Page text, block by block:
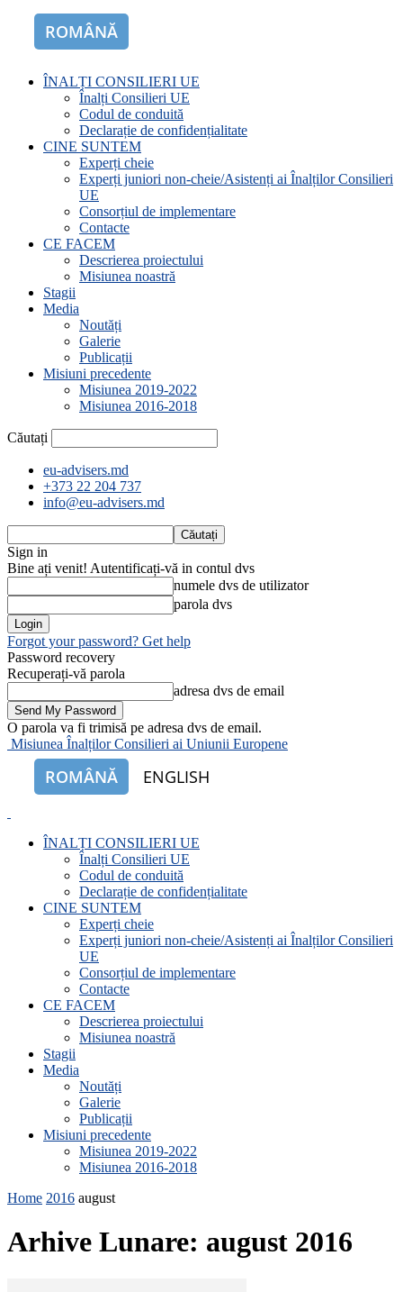
ROMÂNĂ
ÎNALȚI CONSILIERI UE
Înalți Consilieri UE
Codul de conduită
Declarație de confidențialitate
CINE SUNTEM
Experți cheie
Experți juniori non-cheie/Asistenți ai Înalților Consilieri
UE
Consorțiul de implementare
Contacte
CE FACEM
Descrierea proiectului
Misiunea noastră
Stagii
Media
Noutăți
Galerie
Publicații
Misiuni precedente
Misiunea 2019-2022
Misiunea 2016-2018
Căutați
eu-advisers.md
+373 22 204 737
info@eu-advisers.md
Sign in
Bine ați venit! Autentificați-vă in contul dvs
numele dvs de utilizator
parola dvs
Forgot your password? Get help
Password recovery
Recuperați-vă parola
adresa dvs de email
O parola va fi trimisă pe adresa dvs de email.
Misiunea Înalților Consilieri ai Uniunii Europene
ROMÂNĂ ENGLISH
ÎNALȚI CONSILIERI UE
Înalți Consilieri UE
Codul de conduită
Declarație de confidențialitate
CINE SUNTEM
Experți cheie
Experți juniori non-cheie/Asistenți ai Înalților Consilieri
UE
Consorțiul de implementare
Contacte
CE FACEM
Descrierea proiectului
Misiunea noastră
Stagii
Media
Noutăți
Galerie
Publicații
Misiuni precedente
Misiunea 2019-2022
Misiunea 2016-2018
Home 2016 august
Arhive Lunare: august 2016